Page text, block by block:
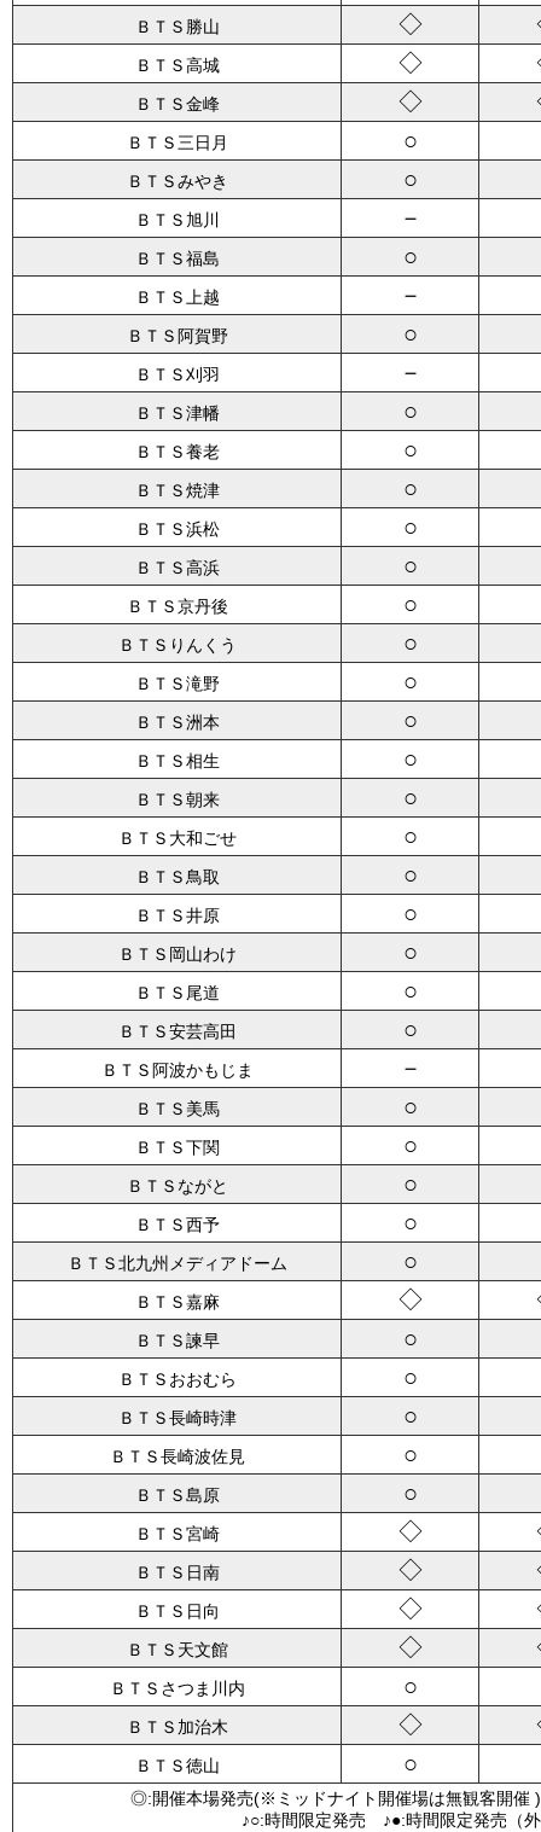
ＢＴＳ勝山 ◇
ＢＴＳ高城 ◇
ＢＴＳ金峰 ◇
ＢＴＳ三日月 ○
ＢＴＳみやき ○
ＢＴＳ旭川 －
ＢＴＳ福島 ○
ＢＴＳ上越 －
ＢＴＳ阿賀野 ○
ＢＴＳ刈羽 －
ＢＴＳ津幡 ○
ＢＴＳ養老 ○
ＢＴＳ焼津 ○
ＢＴＳ浜松 ○
ＢＴＳ高浜 ○
ＢＴＳ京丹後 ○
ＢＴＳりんくう ○
ＢＴＳ滝野 ○
ＢＴＳ洲本 ○
ＢＴＳ相生 ○
ＢＴＳ朝来 ○
ＢＴＳ大和ごせ ○
ＢＴＳ鳥取 ○
ＢＴＳ井原 ○
ＢＴＳ岡山わけ ○
ＢＴＳ尾道 ○
ＢＴＳ安芸高田 ○
ＢＴＳ阿波かもじま －
ＢＴＳ美馬 ○
ＢＴＳ下関 ○
ＢＴＳながと ○
ＢＴＳ西予 ○
ＢＴＳ北九州メディアドーム ○
ＢＴＳ嘉麻 ◇
ＢＴＳ諫早 ○
ＢＴＳおおむら ○
ＢＴＳ長崎時津 ○
ＢＴＳ長崎波佐見 ○
ＢＴＳ島原 ○
ＢＴＳ宮崎 ◇
ＢＴＳ日南 ◇
ＢＴＳ日向 ◇
ＢＴＳ天文館 ◇
ＢＴＳさつま川内 ○
ＢＴＳ加治木 ◇
ＢＴＳ徳山 ○
◎:開催本場発売(※ミッドナイト開催場は無観客
♪○:時間限定発売 ♪●:時間限定発売